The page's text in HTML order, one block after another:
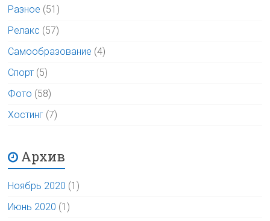
Разное (51)
Релакс (57)
Самообразование (4)
Спорт (5)
Фото (58)
Хостинг (7)
Архив
Ноябрь 2020 (1)
Июнь 2020 (1)